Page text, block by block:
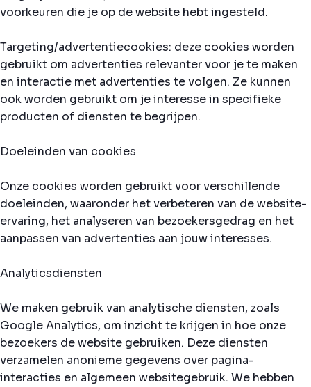
voorkeuren die je op de website hebt ingesteld.
Targeting/advertentiecookies: deze cookies worden
gebruikt om advertenties relevanter voor je te maken
en interactie met advertenties te volgen. Ze kunnen
ook worden gebruikt om je interesse in specifieke
producten of diensten te begrijpen.
Doeleinden van cookies
Onze cookies worden gebruikt voor verschillende
doeleinden, waaronder het verbeteren van de website-
ervaring, het analyseren van bezoekersgedrag en het
aanpassen van advertenties aan jouw interesses.
Analyticsdiensten
We maken gebruik van analytische diensten, zoals
Google Analytics, om inzicht te krijgen in hoe onze
bezoekers de website gebruiken. Deze diensten
verzamelen anonieme gegevens over pagina-
interacties en algemeen websitegebruik. We hebben